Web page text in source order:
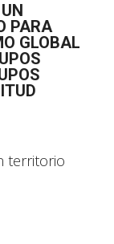
PARA
GLOBAL
territorio